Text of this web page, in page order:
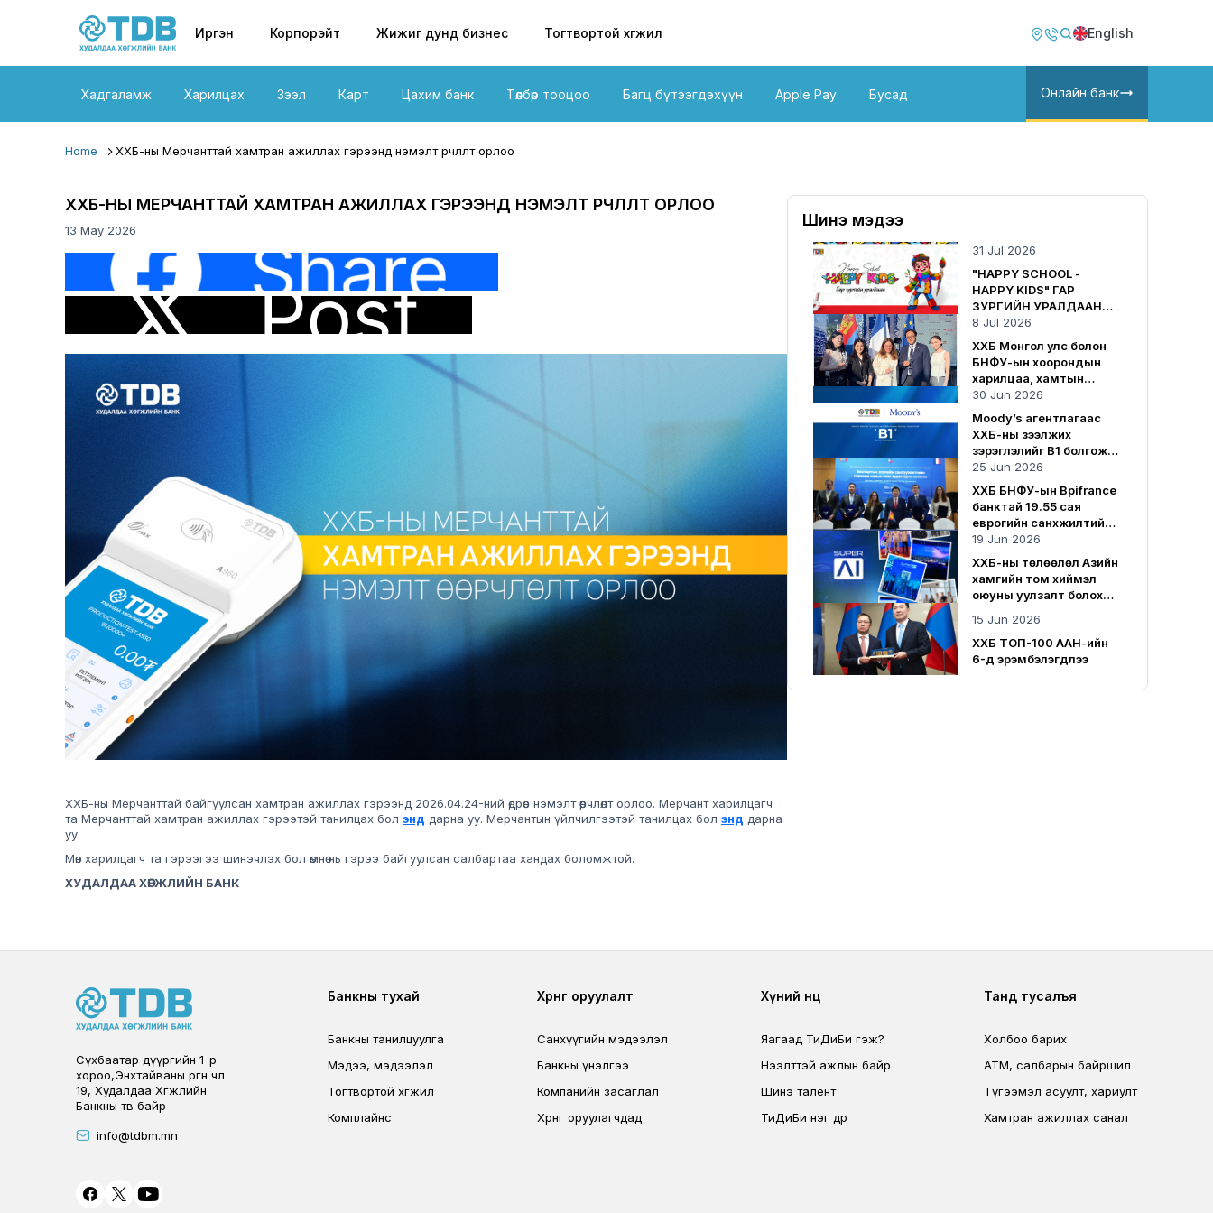
Иргэн Корпорэйт Жижиг дунд бизнес Тогтвортой хөгжил Image
Image English
Хадгаламж Харилцах Зээл Карт Цахим банк Төлбөр тооцоо Багц бүтээгдэхүүн Apple Pay Бусад Онлайн банк
Home ХХБ-ны Мерчанттай хамтран ажиллах гэрээнд нэмэлт өөрчлөлт орлоо
ХХБ-НЫ МЕРЧАНТТАЙ ХАМТРАН АЖИЛЛАХ ГЭРЭЭНД НЭМЭЛТ ӨӨРЧЛӨЛТ ОРЛОО
13 May 2026
ХХБ-ны Мерчанттай байгуулсан хамтран ажиллах гэрээнд 2026.04.24-ний өдрөөс нэмэлт өөрчлөлт орлоо. Мерчант харилцагч
та Мерчанттай хамтран ажиллах гэрээтэй танилцах бол энд дарна уу. Мерчантын үйлчилгээтэй танилцах бол энд дарна
уу.
Мөн харилцагч та гэрээгээ шинэчлэх бол өмнө нь гэрээ байгуулсан салбартаа хандах боломжтой.
ХУДАЛДАА ХӨГЖЛИЙН БАНК
Шинэ мэдээ
31 Jul 2026
"HAPPY SCHOOL -
HAPPY KIDS" ГАР
ЗУРГИЙН УРАЛДААН
ЗАРЛАГДЛАА
8 Jul 2026
ХХБ Монгол улс болон
БНФУ-ын хоорондын
харилцаа, хамтын
ажиллагаанд хувь
30 Jun 2026
Moody’s агентлагаас
ХХБ-ны зээлжих
зэрэглэлийг B1 болгож
нэмэгдүүллээ
25 Jun 2026
ХХБ БНФУ-ын Bpifrance
банктай 19.55 сая
еврогийн санхүүжилтийн
гэрээ байгууллаа
19 Jun 2026
ХХБ-ны төлөөлөл Азийн
хамгийн том хиймэл
оюуны уулзалт болох
оролцлоо
15 Jun 2026
ХХБ ТОП-100 ААН-ийн
6-д эрэмбэлэгдлээ
Сүхбаатар дүүргийн 1-р
хороо,Энхтайваны өргөн чөлөө
19, Худалдаа Хөгжлийн
Банкны төв байр
info@tdbm.mn
Footer
Банкны тухай
Банкны танилцуулга
Мэдээ, мэдээлэл
Тогтвортой хөгжил
Комплайнс
Footer third
Хөрөнгө оруулалт
Санхүүгийн мэдээлэл
Банкны үнэлгээ
Компанийн засаглал
Хөрөнгө оруулагчдад
Footer second
Хүний нөөц
Яагаад ТиДиБи гэж?
Нээлттэй ажлын байр
Шинэ талент
ТиДиБи нэг өдөр
Footer fourth
Танд тусалъя
Холбоо барих
ATM, салбарын байршил
Түгээмэл асуулт, хариулт
Хамтран ажиллах санал